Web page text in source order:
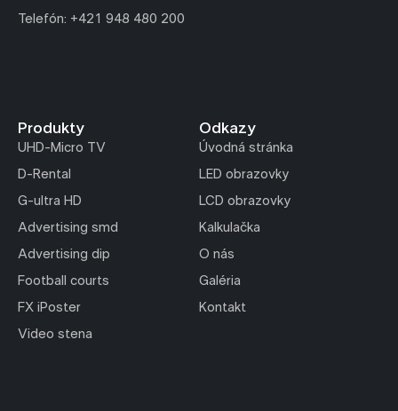
Odkazy
Úvodná stránka
LED obrazovky
LCD obrazovky
Kalkulačka
O nás
Galéria
Kontakt
Produkty
UHD-Micro TV
D-Rental
G-ultra HD
Advertising smd
Advertising dip
Football courts
FX iPoster
Video stena
Telefón: +421 948 480 200